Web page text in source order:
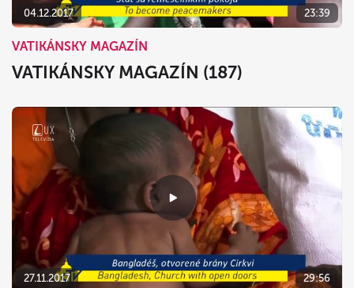
04.12.2017 23:39
VATIKÁNSKY MAGAZÍN
VATIKÁNSKY MAGAZÍN (187)
27.11.2017 29:56